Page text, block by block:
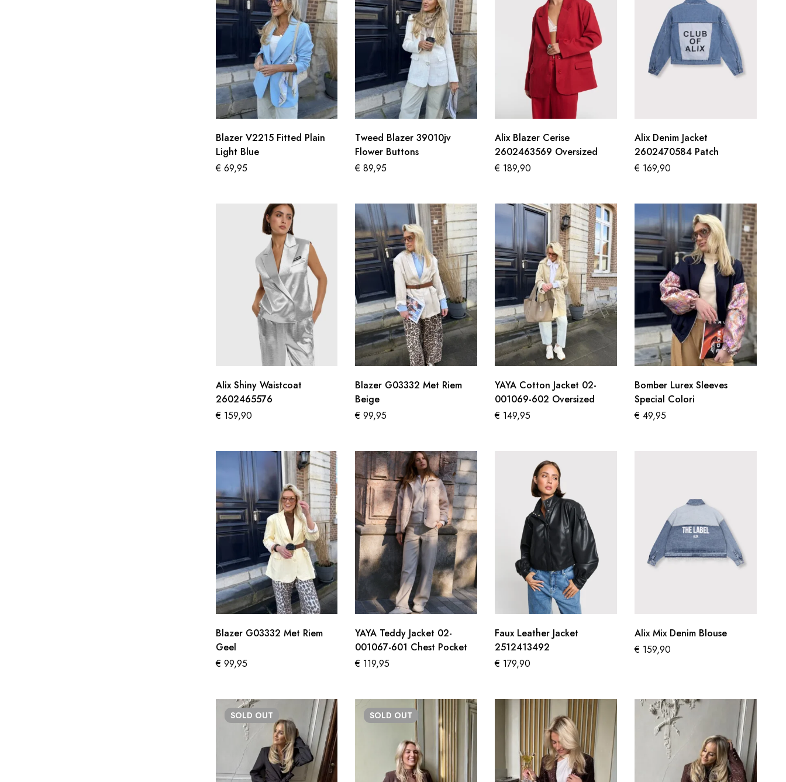
Blazer V2215 Fitted Plain
Light Blue
€ 69,95
Tweed Blazer 39010jv
Flower Buttons
€ 89,95
Alix Blazer Cerise
2602463569 Oversized
€ 189,90
Alix Denim Jacket
2602470584 Patch
€ 169,90
Alix Shiny Waistcoat
2602465576
€ 159,90
Blazer G03332 Met Riem
Beige
€ 99,95
YAYA Cotton Jacket 02-
001069-602 Oversized
€ 149,95
Bomber Lurex Sleeves
Special Colori
€ 49,95
Blazer G03332 Met Riem
Geel
€ 99,95
YAYA Teddy Jacket 02-
001067-601 Chest Pocket
€ 119,95
Faux Leather Jacket
2512413492
€ 179,90
Alix Mix Denim Blouse
€ 159,90
SOLD OUT SOLD OUT